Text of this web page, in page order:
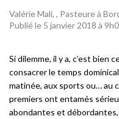
Valérie Mali, , Pasteure à
Publié le 5 janvier 2018 à
Si dilemme, il y a, c’est bien
consacrer le temps
matinée, aux sports ou… au
premiers ont entamés
abondantes et